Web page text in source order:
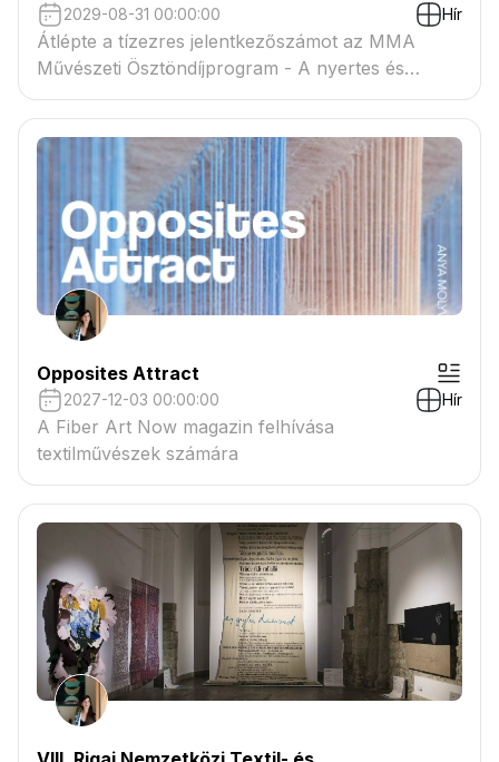
2029-08-31 00:00:00 Hír
Átlépte a tízezres jelentkezőszámot az MMA
Művészeti Ösztöndíjprogram - A nyertes és
tartaléklistás pályázók névsora megtekinthető a
csatolmányban
Opposites Attract
2027-12-03 00:00:00 Hír
A Fiber Art Now magazin felhívása
textilművészek számára